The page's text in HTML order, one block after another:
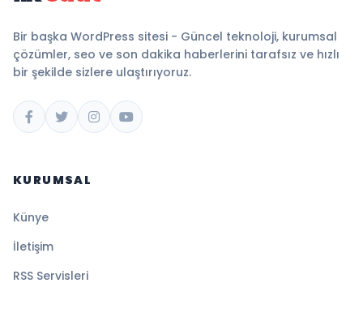
Bir başka WordPress sitesi - Güncel teknoloji, kurumsal
çözümler, seo ve son dakika haberlerini tarafsız ve hızlı
bir şekilde sizlere ulaştırıyoruz.
KURUMSAL
Künye
İletişim
RSS Servisleri